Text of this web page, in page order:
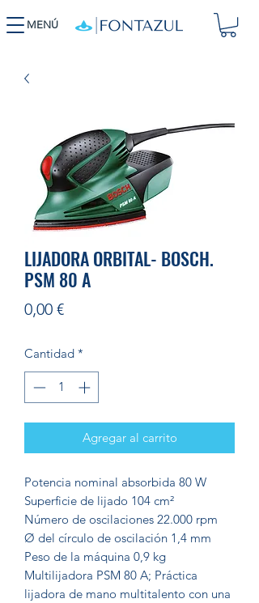
MENÚ
LIJADORA ORBITAL- BOSCH.
PSM 80 A
0,00 €Precio
Cantidad *
Agregar al carrito
Potencia nominal absorbida 80 W
Superficie de lijado 104 cm²
Número de oscilaciones 22.000 rpm
Ø del círculo de oscilación 1,4 mm
Peso de la máquina 0,9 kg
Multilijadora PSM 80 A; Práctica
lijadora de mano multitalento con una